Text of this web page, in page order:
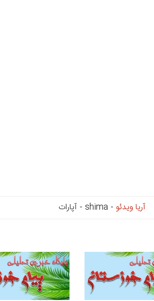
آریا ویدئو - shima - آپارات